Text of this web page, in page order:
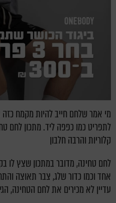
מי אמר שלחם חייב להיות מקמח
לתפריט כמו כפפה ליד. מתכון לחם
קלוריות והרבה חלבון
לחם טחינה, מדובר במתכון שצץ לו
אחד וכמו כדור שלג, צבר תאוצה
עדיין לא מכירים את לחם הטחינה,